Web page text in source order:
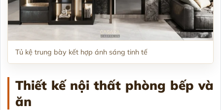
Tủ kệ trung bày kết hợp ánh sáng tinh tế
Thiết kế nội thất phòng bếp và
ăn